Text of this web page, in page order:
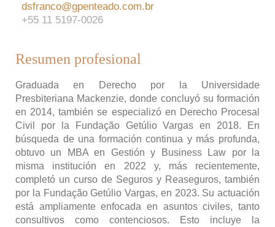
dsfranco@gpenteado.com.br
+55 11 5197-0026
Resumen profesional
Graduada en Derecho por la Universidade
Presbiteriana Mackenzie, donde concluyó su formación
en 2014, también se especializó en Derecho Procesal
Civil por la Fundação Getúlio Vargas en 2018. En
búsqueda de una formación continua y más profunda,
obtuvo un MBA en Gestión y Business Law por la
misma institución en 2022 y, más recientemente,
completó un curso de Seguros y Reaseguros, también
por la Fundação Getúlio Vargas, en 2023. Su actuación
está ampliamente enfocada en asuntos civiles, tanto
consultivos como contenciosos. Esto incluye la